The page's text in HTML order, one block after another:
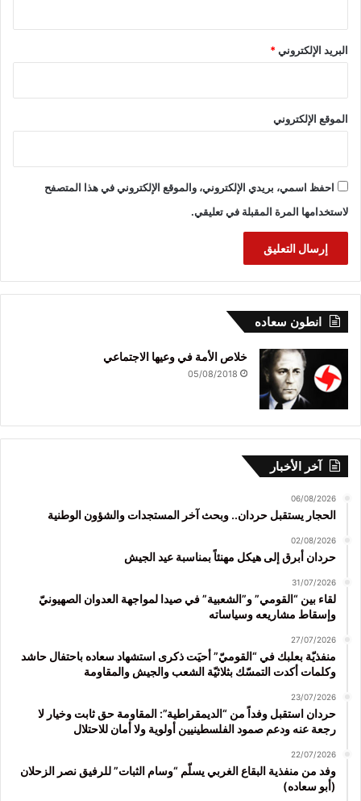
البريد الإلكتروني*
الموقع الإلكتروني
احفظ اسمي، بريدي الإلكتروني، والموقع الإلكتروني في هذا المتصفح
لاستخدامها المرة المقبلة في تعليقي.
انطون سعاده
خلاص الأمة في وعيها الاجتماعي
05/08/2018
آخر الأخبار
06/08/2026
الحجار يستقبل حردان.. وبحث آخر المستجدات والشؤون الوطنية
02/08/2026
حردان أبرق إلى هيكل مهنئاً بمناسبة عيد الجيش
31/07/2026
لقاء بين “القومي” و”الشعبية” في صيدا لمواجهة العدوان الصهيونيّ
وإسقاط مشاريعه وسياساته
27/07/2026
منفذيّة بعلبك في “القوميّ” أحيَت ذكرى استشهاد سعاده باحتفال حاشد
وكلمات أكدت التمسّك بثلاثيّة الشعب والجيش والمقاومة
23/07/2026
حردان استقبل وفداً من “الديمقراطية”: المقاومة حق ثابت وخيار لا
رجعة عنه ودعم صمود الفلسطينيين أولوية ولا أمان للاحتلال
22/07/2026
وفد من منفذية البقاع الغربي يسلّم “وسام الثبات” للرفيق نصر الزحلان
(أبو سعاده)